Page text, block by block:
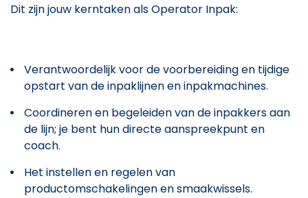
Dit zijn jouw kerntaken als Operator Inpak:
Verantwoordelijk voor de voorbereiding en tijdige
opstart van de inpaklijnen en inpakmachines.
Coordineren en begeleiden van de inpakkers aan
de lijn; je bent hun directe aanspreekpunt en
coach.
Het instellen en regelen van
productomschakelingen en smaakwissels.